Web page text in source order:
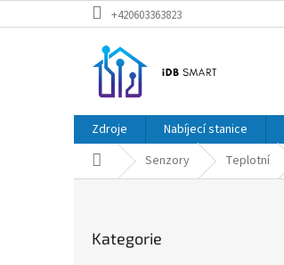
na
+420603363823
Zdroje Nabíjecí stanice
Domů Senzory Teplotní
kategorie
Kategorie